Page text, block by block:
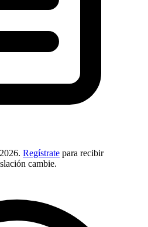
. Regístrate para recibir
cambie.